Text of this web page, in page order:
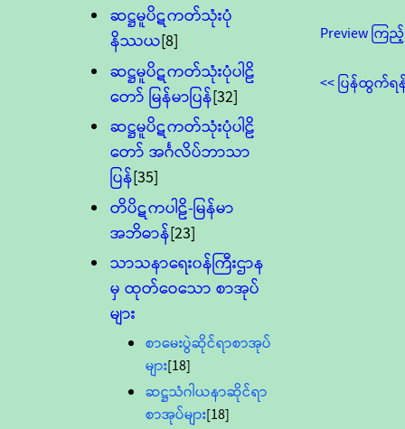
ဆဋ္ဌမူပိဋကတ်သုံးပုံ
နိဿယ[8]
ဆဋ္ဌမူပိဋကတ်သုံးပုံပါဠိ
တော် မြန်မာပြန်[32]
ဆဋ္ဌမူပိဋကတ်သုံးပုံပါဠိ
တော် အင်္ဂလိပ်ဘာသာ
ပြန်[35]
တိပိဋကပါဠိ-မြန်မာ
အဘိဓာန်[23]
သာသနာရေး၀န်ကြီးဌာန
မှ ထုတ်ဝေသော စာအုပ်
များ
စာမေးပွဲဆိုင်ရာစာအုပ်
များ[18]
ဆဋ္ဌသံဂါယနာဆိုင်ရာ
စာအုပ်များ[18]
Preview ကြ
<< ပြန်ထွက်ရ